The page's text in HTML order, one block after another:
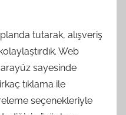
tutarak, alışveriş
Web
sayesinde
tıklama ile
seçenekleriyle